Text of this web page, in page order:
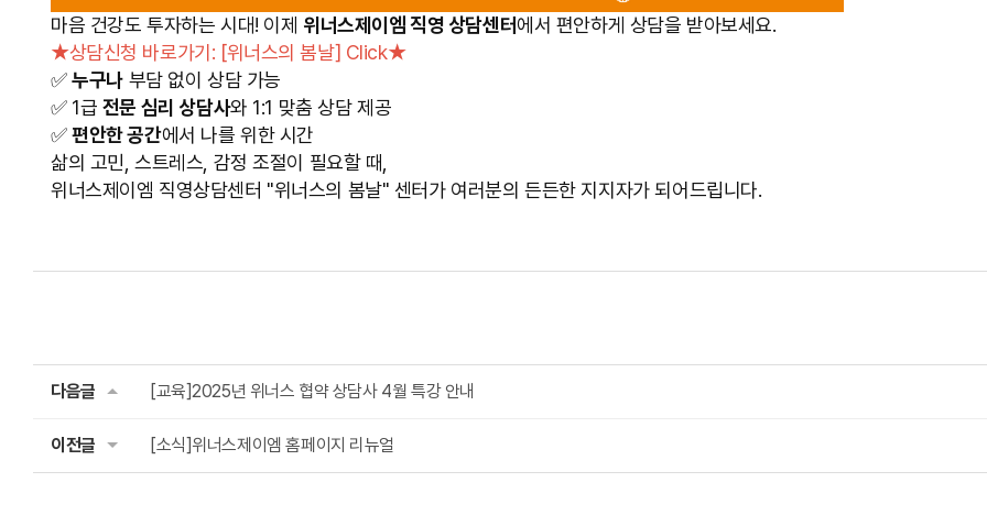
마음 건강도 투자하는 시대! 이제 위너스제이엠 직영 상담센터에서 편안하게 상담을 받아보세요.
★상담신청 바로가기: [위너스의 봄날] Click★
✅누구나부담 없이 상담 가능
✅ 1급 전문 심리 상담사와 1:1 맞춤 상담 제공
✅편안한 공간에서 나를 위한 시간
삶의 고민, 스트레스, 감정 조절이 필요할 때,
위너스제이엠 직영상담센터 "위너스의 봄날" 센터가 여러분의 든든한 지지자가 되어드립니다.
다음글 [교육]2025년 위너스 협약 상담사 4월 특강 안내
이전글 [소식]위너스제이엠 홈페이지 리뉴얼